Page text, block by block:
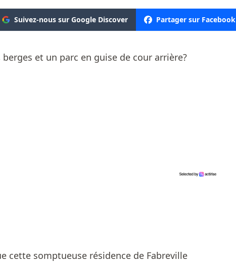
Suivez-nous sur Google Discover Partager sur Facebook
et un parc en guise de cour arrière?
cette somptueuse résidence de Fabreville